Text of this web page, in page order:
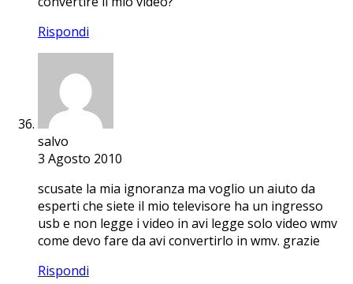
Rispondi
salvo
3 Agosto 2010
scusate la mia ignoranza ma voglio un aiuto da
esperti che siete il mio televisore ha un ingresso
usb e non legge i video in avi legge solo video wmv
come devo fare da avi convertirlo in wmv. grazie
Rispondi